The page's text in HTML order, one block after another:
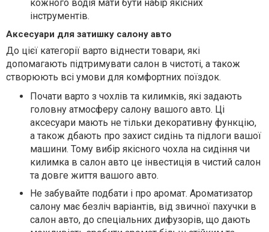
кожного водія мати бути набір якісних
інструментів.
Аксесуари для затишку салону авто
До цієї категорії варто віднести товари, які
допомагають підтримувати салон в чистоті, а також
створюють всі умови для комфортних поїздок.
Почати варто з чохлів та килимків, які задають
головну атмосферу салону вашого авто. Ці
аксесуари мають не тільки декоративну функцію,
а також дбають про захист сидінь та підлоги вашої
машини. Тому вибір якісного чохла на сидіння чи
килимка в салон авто це інвестиція в чистий салон
та довге життя вашого авто.
Не забувайте подбати і про аромат. Ароматизатор
салону має безліч варіантів, від звичної пахучки в
салон авто, до спеціальних дифузорів, що дають